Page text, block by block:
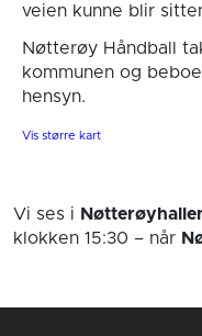
veien kunne blir
Nøtterøy Håndball
kommunen og
hensyn.
Vis større kart
Vi ses i
klokken 15:30 – når